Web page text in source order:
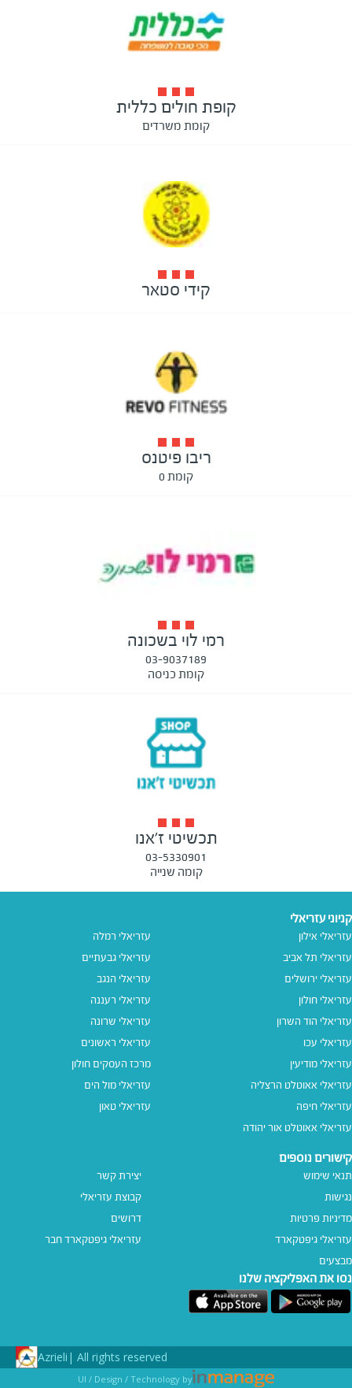
קופת חולים כללית
קומת משרדים
קידי סטאר
ריבו פיטנס
קומת 0
רמי לוי בשכונה
03-9037189
קומת כניסה
תכשיטי ז'אנו
03-5330901
קומה שנייה
קניוני עזריאלי
עזריאלי אילון
עזריאלי תל אביב
עזריאלי ירושלים
עזריאלי חולון
עזריאלי הוד השרון
עזריאלי עכו
עזריאלי מודיעין
עזריאלי אאוטלט הרצליה
עזריאלי חיפה
עזריאלי אאוטלט אור יהודה
עזריאלי רמלה
עזריאלי גבעתיים
עזריאלי הנגב
עזריאלי רעננה
עזריאלי שרונה
עזריאלי ראשונים
מרכז העסקים חולון
עזריאלי מול הים
עזריאלי טאון
קישורים נוספים
תנאי שימוש
נגישות
מדיניות פרטיות
עזריאלי גיפטקארד
מבצעים
יצירת קשר
קבוצת עזריאלי
דרושים
עזריאלי גיפטקארד חבר‎
נסו את האפליקציה שלנו
All rights reserved |
Azrieli
UI / Design / Technology by